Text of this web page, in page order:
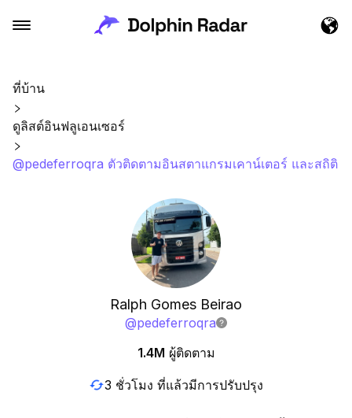
ที่บ้าน
ดูลิสต์อินฟลูเอนเซอร์
@pedeferroqra ตัวติดตามอินสตาแกรมเคาน์เตอร์ และสถิติ
Ralph Gomes Beirao
@pedeferroqra
1.4M ผู้ติดตาม
3 ชั่วโมง ที่แล้วมีการปรับปรุง